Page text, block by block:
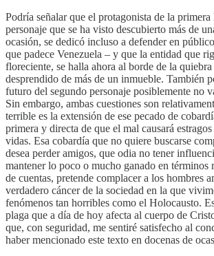
Podría señalar que el protagonista de la primera
personaje que se ha visto descubierto más de
ocasión, se dedicó incluso a defender en
que padece Venezuela – y que la entidad que
floreciente, se halla ahora al borde de la quiebra
desprendido de más de un inmueble. También
futuro del segundo personaje posiblemente no
Sin embargo, ambas cuestiones son
terrible es la extensión de ese pecado de
primera y directa de que el mal causará
vidas. Esa cobardía que no quiere buscarse
desea perder amigos, que odia no tener
mantener lo poco o mucho ganado en términos
de cuentas, pretende complacer a los hombres
verdadero cáncer de la sociedad en la que
fenómenos tan horribles como el Holocausto.
plaga que a día de hoy afecta al cuerpo de
que, con seguridad, me sentiré satisfecho al
haber mencionado este texto en docenas de